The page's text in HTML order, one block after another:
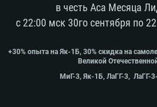
в честь Аса Месяца
с 22:00 мск 30го сентября по
+30% опыта на Як-1Б, 30% скидка на
Великой
МиГ-3, Як-1Б, ЛаГГ-3, ЛаГГ-